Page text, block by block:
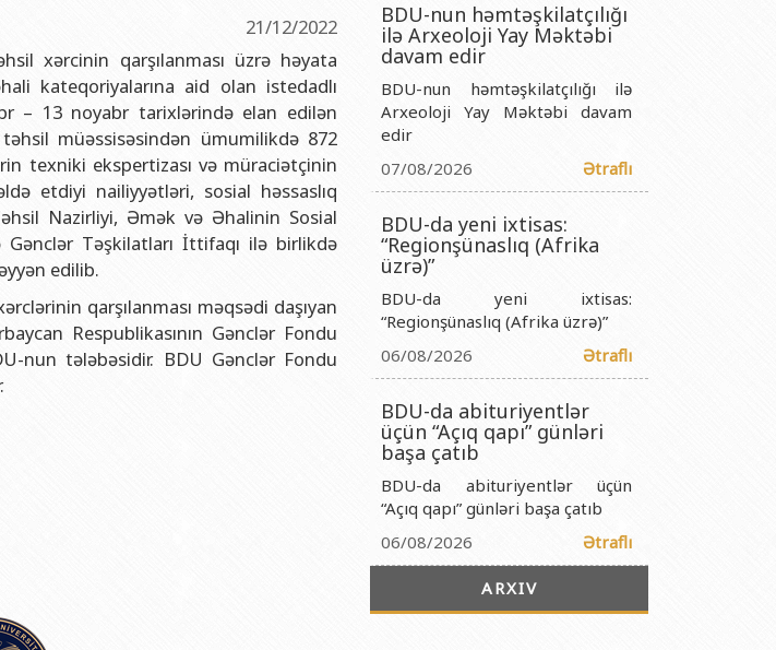
fakültəsi
Elm və Təhsil Nazirliyinin akademik M.Nağıyev adına Kataliz və Qeyri-üzvi Kimya İnstitutu
Elm və Təhsil Nazirliyinin Riyaziyyat və Mexanika İnstitutu
Elm və Təhsil Nazirliyinin Molekulyar Biologiya və Biotexnologiyalar İnstitutu
Elm və Təhsil Nazirliyinin Fizika İnstitutu Publik Hüquqi Şəxsi
Elm və Təhsil Nazirliyinin Riyaziyyat İnstitutu Publik Hüquqi Şəxsi
Elm və Təhsil Nazirliyinin Kimya İnstitutu Publik Hüquqi Şəxsi
Elm və Təhsil Nazirliyinin Molekulyar Biologiya İnstitutu Publik Hüquqi Şəxsi
haqqında
21/12/2022
xərcinin qarşılanması üzrə həyata
kateqoriyalarına aid olan istedadlı
– 13 noyabr tarixlərində elan edilən
müəssisəsindən ümumilikdə 872
texniki ekspertizası və müraciətçinin
etdiyi nailiyyətləri, sosial həssaslıq
Nazirliyi, Əmək və Əhalinin Sosial
Təşkilatları İttifaqı ilə birlikdə
edilib.
qarşılanması məqsədi daşıyan
Respublikasının Gənclər Fondu
nun tələbəsidir. BDU Gənclər Fondu
BDU-nun həmtəşkilatçılığı
ilə Arxeoloji Yay Məktəbi
davam edir
BDU-nun həmtəşkilatçılığı ilə
Arxeoloji Yay Məktəbi davam
edir
07/08/2026
Ətraflı
BDU-da yeni ixtisas:
“Regionşünaslıq (Afrika
üzrə)”
BDU-da yeni ixtisas:
“Regionşünaslıq (Afrika üzrə)”
06/08/2026
Ətraflı
BDU-da abituriyentlər
üçün “Açıq qapı” günləri
başa çatıb
BDU-da abituriyentlər üçün
“Açıq qapı” günləri başa çatıb
06/08/2026
Ətraflı
ARXIV